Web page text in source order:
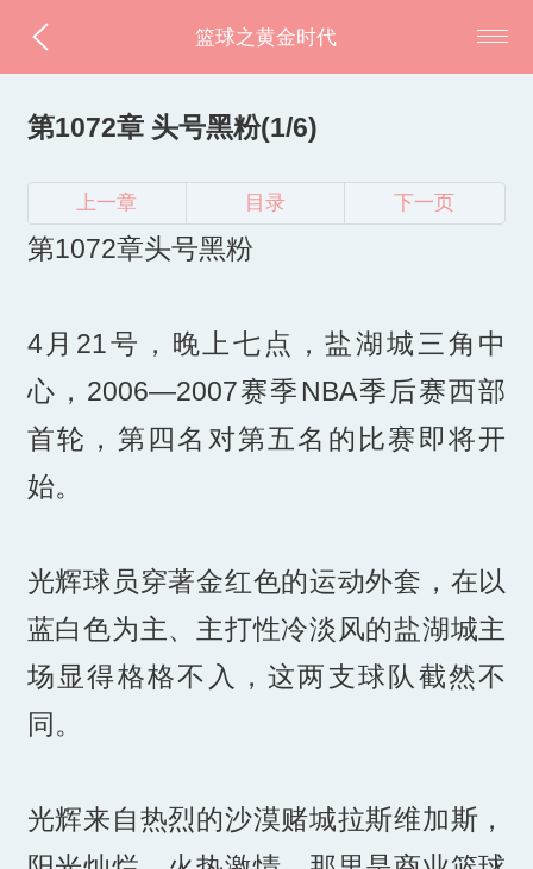
篮球之黄金时代
第1072章 头号黑粉(1/6)
上一章 目录 下一页
第1072章头号黑粉
4月21号，晚上七点，盐湖城三角中
心，2006—2007赛季NBA季后赛西部
首轮，第四名对第五名的比赛即将开
始。
光辉球员穿著金红色的运动外套，在以
蓝白色为主、主打性冷淡风的盐湖城主
场显得格格不入，这两支球队截然不
同。
光辉来自热烈的沙漠赌城拉斯维加斯，